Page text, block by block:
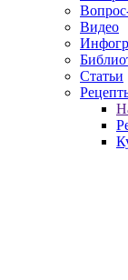
Видео
Статьи